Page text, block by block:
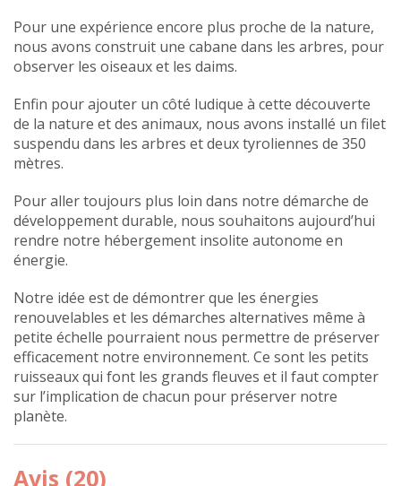
Pour une expérience encore plus proche de la nature,
nous avons construit une cabane dans les arbres, pour
observer les oiseaux et les daims.
Enfin pour ajouter un côté ludique à cette découverte
de la nature et des animaux, nous avons installé un filet
suspendu dans les arbres et deux tyroliennes de 350
mètres.
Pour aller toujours plus loin dans notre démarche de
développement durable, nous souhaitons aujourd’hui
rendre notre hébergement insolite autonome en
énergie.
Notre idée est de démontrer que les énergies
renouvelables et les démarches alternatives même à
petite échelle pourraient nous permettre de préserver
efficacement notre environnement. Ce sont les petits
ruisseaux qui font les grands fleuves et il faut compter
sur l’implication de chacun pour préserver notre
planète.
Avis (20)